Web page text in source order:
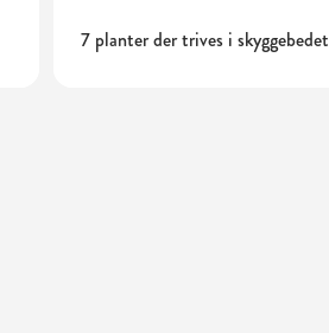
7 planter der trives i skyggebedet